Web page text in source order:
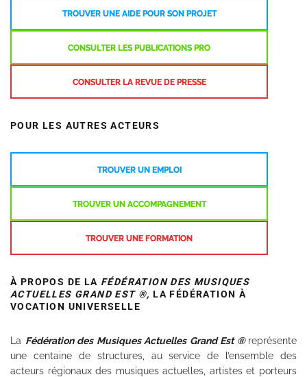
TROUVER UNE AIDE POUR SON PROJET
CONSULTER LES PUBLICATIONS PRO
CONSULTER LA REVUE DE PRESSE
POUR LES AUTRES ACTEURS
TROUVER UN EMPLOI
TROUVER UN ACCOMPAGNEMENT
TROUVER UNE FORMATION
À PROPOS DE LA FÉDÉRATION DES MUSIQUES
ACTUELLES GRAND EST ®, LA FÉDÉRATION À
VOCATION UNIVERSELLE
La Fédération des Musiques Actuelles Grand Est ® représente
une centaine de structures, au service de l’ensemble des
acteurs régionaux des musiques actuelles, artistes et porteurs